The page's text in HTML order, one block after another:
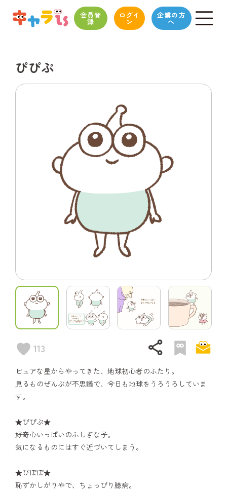
会員登
録
ログイ
ン
企業の方
へ
ぴぴぷ
113 share
ピュアな星からやってきた、地球初心者のふたり。
見るものぜんぶが不思議で、今日も地球をうろうろしていま
す。
★ぴぴぷ★
好奇心いっぱいのふしぎな子。
気になるものにはすぐ近づいてしまう。
★ぴぽぽ★
恥ずかしがりやで、ちょっぴり臆病。